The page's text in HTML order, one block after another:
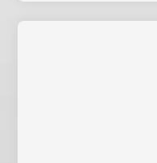
entradas